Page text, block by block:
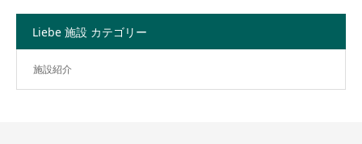
Liebe 施設 カテゴリー
施設紹介